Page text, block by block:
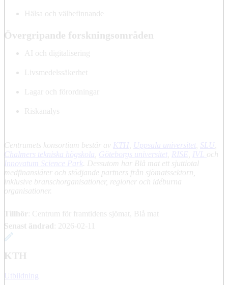
Hälsa och välbefinnande
Övergripande forskningsområden
AI och digitalisering
Livsmedelssäkerhet
Lagar och förordningar
Riskanalys
Centrumets konsortium består av KTH Uppsala universitet SLU
Chalmers tekniska högskola Göteborgs universitet RISE IVL och
Innovatum Science Park
. Dessutom har Blå mat ett sjuttiotal
medfinansiärer och stödjande partners från sjömatssektorn,
inklusive branschorganisationer, regioner och idéburna
organisationer.
Tillhör
: Centrum för framtidens sjömat, Blå mat
Senast ändrad
2026-02-11
KTH
Utbildning